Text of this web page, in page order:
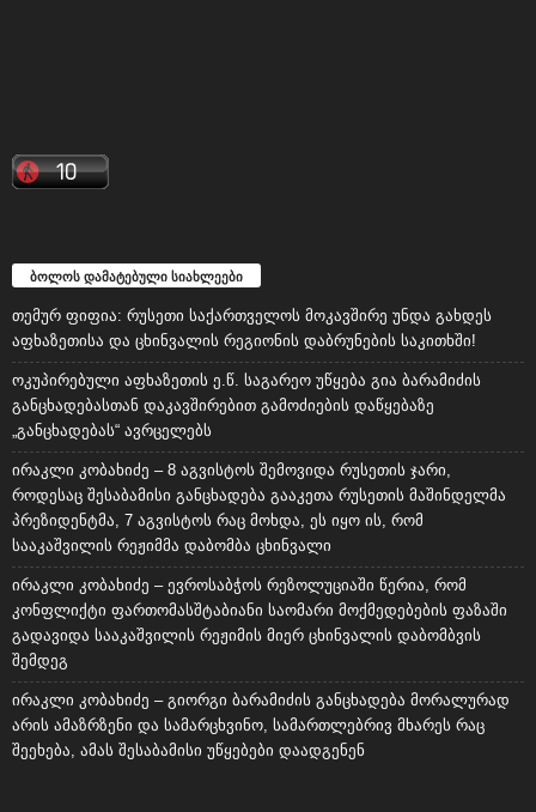
ბოლოს დამატებული სიახლეები
თემურ ფიფია: რუსეთი საქართველოს მოკავშირე უნდა გახდეს
აფხაზეთისა და ცხინვალის რეგიონის დაბრუნების საკითხში!
ოკუპირებული აფხაზეთის ე.წ. საგარეო უწყება გია ბარამიძის
განცხადებასთან დაკავშირებით გამოძიების დაწყებაზე
„განცხადებას“ ავრცელებს
ირაკლი კობახიძე – 8 აგვისტოს შემოვიდა რუსეთის ჯარი,
როდესაც შესაბამისი განცხადება გააკეთა რუსეთის მაშინდელმა
პრეზიდენტმა, 7 აგვისტოს რაც მოხდა, ეს იყო ის, რომ
სააკაშვილის რეჟიმმა დაბომბა ცხინვალი
ირაკლი კობახიძე – ევროსაბჭოს რეზოლუციაში წერია, რომ
კონფლიქტი ფართომასშტაბიანი საომარი მოქმედებების ფაზაში
გადავიდა სააკაშვილის რეჟიმის მიერ ცხინვალის დაბომბვის
შემდეგ
ირაკლი კობახიძე – გიორგი ბარამიძის განცხადება მორალურად
არის ამაზრზენი და სამარცხვინო, სამართლებრივ მხარეს რაც
შეეხება, ამას შესაბამისი უწყებები დაადგენენ